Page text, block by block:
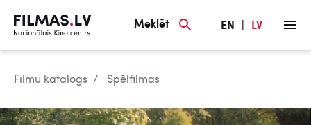
Meklēt EN LV
Filmu katalogs Spēlfilmas